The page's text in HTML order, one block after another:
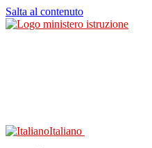
Salta al contenuto
Italiano